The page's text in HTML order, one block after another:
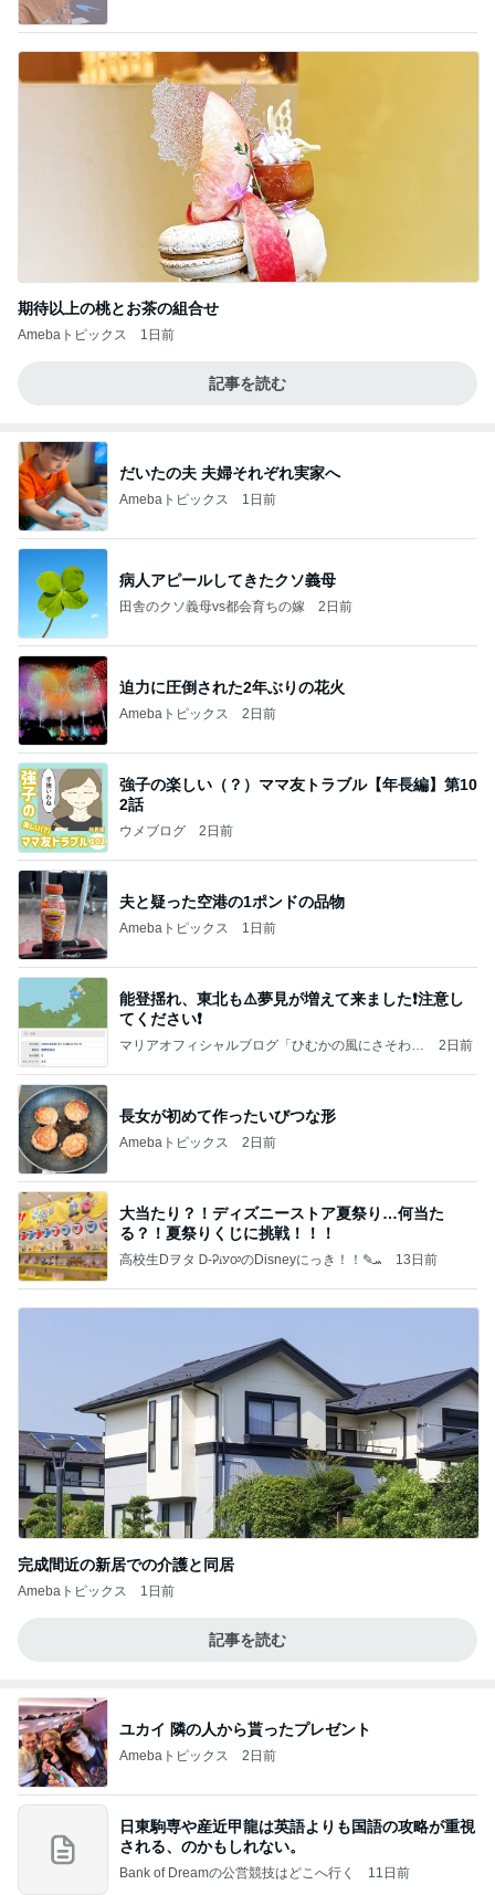
期待以上の桃とお茶の組合せ
Amebaトピックス 1日前
記事を読む
だいたの夫 夫婦それぞれ実家へ
Amebaトピックス 1日前
病人アピールしてきたクソ義母
田舎のクソ義母vs都会育ちの嫁 2日前
迫力に圧倒された2年ぶりの花火
Amebaトピックス 2日前
強子の楽しい（？）ママ友トラブル【年長編】第10
2話
ウメブログ 2日前
夫と疑った空港の1ポンドの品物
Amebaトピックス 1日前
能登揺れ、東北も⚠️夢見が増えて来ました❗️注意し
てください❗️
マリアオフィシャルブログ「ひむかの風にさそわれ
2日前
長女が初めて作ったいびつな形
Amebaトピックス 2日前
大当たり？！ディズニーストア夏祭り…何当た
る？！夏祭りくじに挑戦！！！
高校生Dヲタ Ꭰ-ᎮꭵꭹꭴのDisneyにっき！！✎ܚ 13日前
完成間近の新居での介護と同居
Amebaトピックス 1日前
記事を読む
ユカイ 隣の人から貰ったプレゼント
Amebaトピックス 2日前
日東駒専や産近甲龍は英語よりも国語の攻略が重視
される、のかもしれない。
Bank of Dreamの公営競技はどこへ行く 11日前